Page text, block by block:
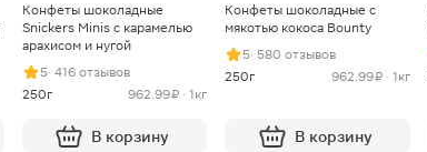
Конфеты шоколадные
Snickers Minis с карамелью
арахисом и нугой
5· 416 отзывов
250г
962.99 ₽ · 1кг
В корзину
Конфеты шоколадные с
мякотью кокоса Bounty
5· 580 отзывов
250г
962.99 ₽ · 1кг
В корзину